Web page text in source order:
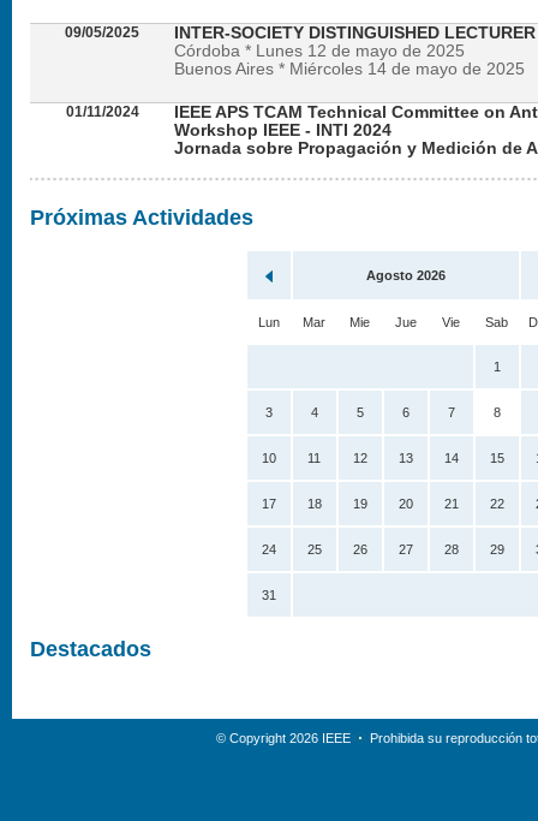
09/05/2025
INTER-SOCIETY DISTINGUISHED
Córdoba * Lunes 12 de mayo de 2025
Buenos Aires * Miércoles 14 de mayo de 2025
01/11/2024
IEEE APS TCAM Technical Committee on
Workshop IEEE - INTI 2024
Jornada sobre Propagación y Medición de
Próximas Actividades
Agosto 2026
Lun Mar Mie Jue Vie Sab
1
3 4 5 6 7 8
10 11 12 13 14 15
17 18 19 20 21 22
24 25 26 27 28 29
31
Destacados
© Copyright 2026 IEEE Prohibida su reproducción